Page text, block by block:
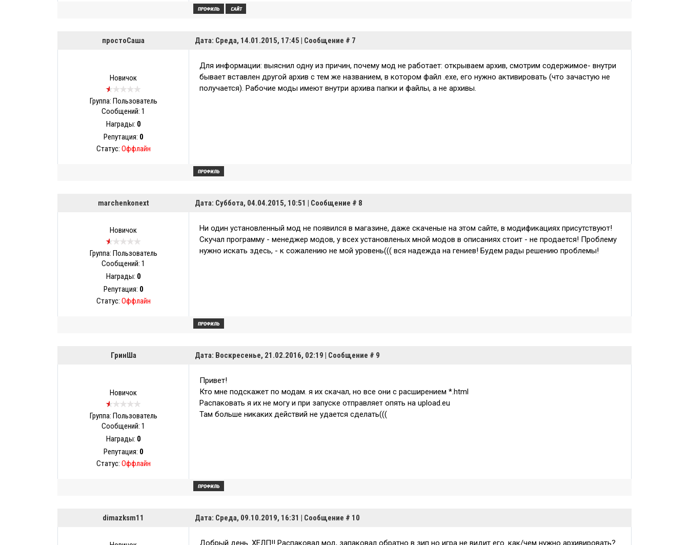
простоСаша Дата: Среда, 14.01.2015, 17:45 | Сообщение # 7
Новичок
Группа: Пользователь
Сообщений: 1
Награды: 0
Репутация: 0
Статус: Оффлайн
Для информации: выяснил одну из причин, почему мод не работает: открываем архив, смотрим содержимое- внутри
бывает вставлен другой архив с тем же названием, в котором файл .ехе, его нужно активировать (что зачастую не
получается). Рабочие моды имеют внутри архива папки и файлы, а не архивы.
marchenkonext Дата: Суббота, 04.04.2015, 10:51 | Сообщение # 8
Новичок
Группа: Пользователь
Сообщений: 1
Награды: 0
Репутация: 0
Статус: Оффлайн
Ни один установленный мод не появился в магазине, даже скаченые на этом сайте, в модификациях присутствуют!
Скучал программу - менеджер модов, у всех установленых мной модов в описаниях стоит - не продается! Проблему
нужно искать здесь, - к сожалению не мой уровень((( вся надежда на гениев! Будем рады решению проблемы!
ГринШа Дата: Воскресенье, 21.02.2016, 02:19 | Сообщение # 9
Новичок
Группа: Пользователь
Сообщений: 1
Награды: 0
Репутация: 0
Статус: Оффлайн
Привет!
Кто мне подскажет по модам. я их скачал, но все они с расширением *.html
Распаковать я их не могу и при запуске отправляет опять на upload.eu
Там больше никаких действий не удается сделать(((
dimazksm11 Дата: Среда, 09.10.2019, 16:31 | Сообщение # 10
Добрый день. ХЕЛП!! Распаковал мод, запаковал обратно в зип но игра не видит его. как/чем нужно архивировать?